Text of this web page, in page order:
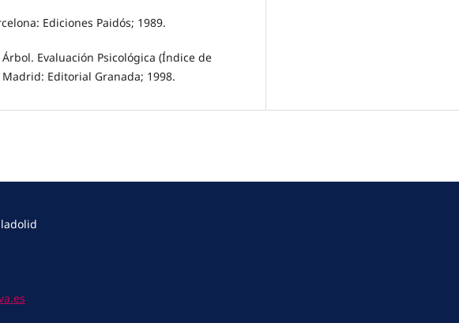
Ediciones Paidós; 1989.
Evaluación Psicológica (Índice de
Editorial Granada; 1998.